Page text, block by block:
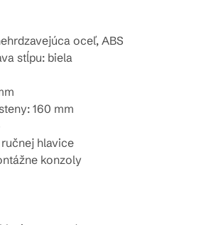
oceľ, ABS
stĺpu: biela
160 mm
hlavice
konzoly